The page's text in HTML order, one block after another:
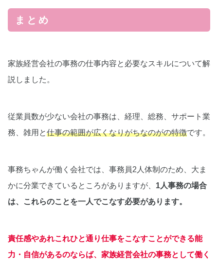
まとめ
家族経営会社の事務の仕事内容と必要なスキルについて解
説しました。
従業員数が少ない会社の事務は、経理、総務、サポート業
務、雑用と仕事の範囲が広くなりがちなのがの特徴です。
事務ちゃんが働く会社では、事務員2人体制のため、大ま
かに分業できているところがありますが、 1人事務の場合
は、これらのことを一人でこなす必要があります。
責任感やあれこれひと通り仕事をこなすことができる能
力・自信があるのならば、家族経営会社の事務として働く